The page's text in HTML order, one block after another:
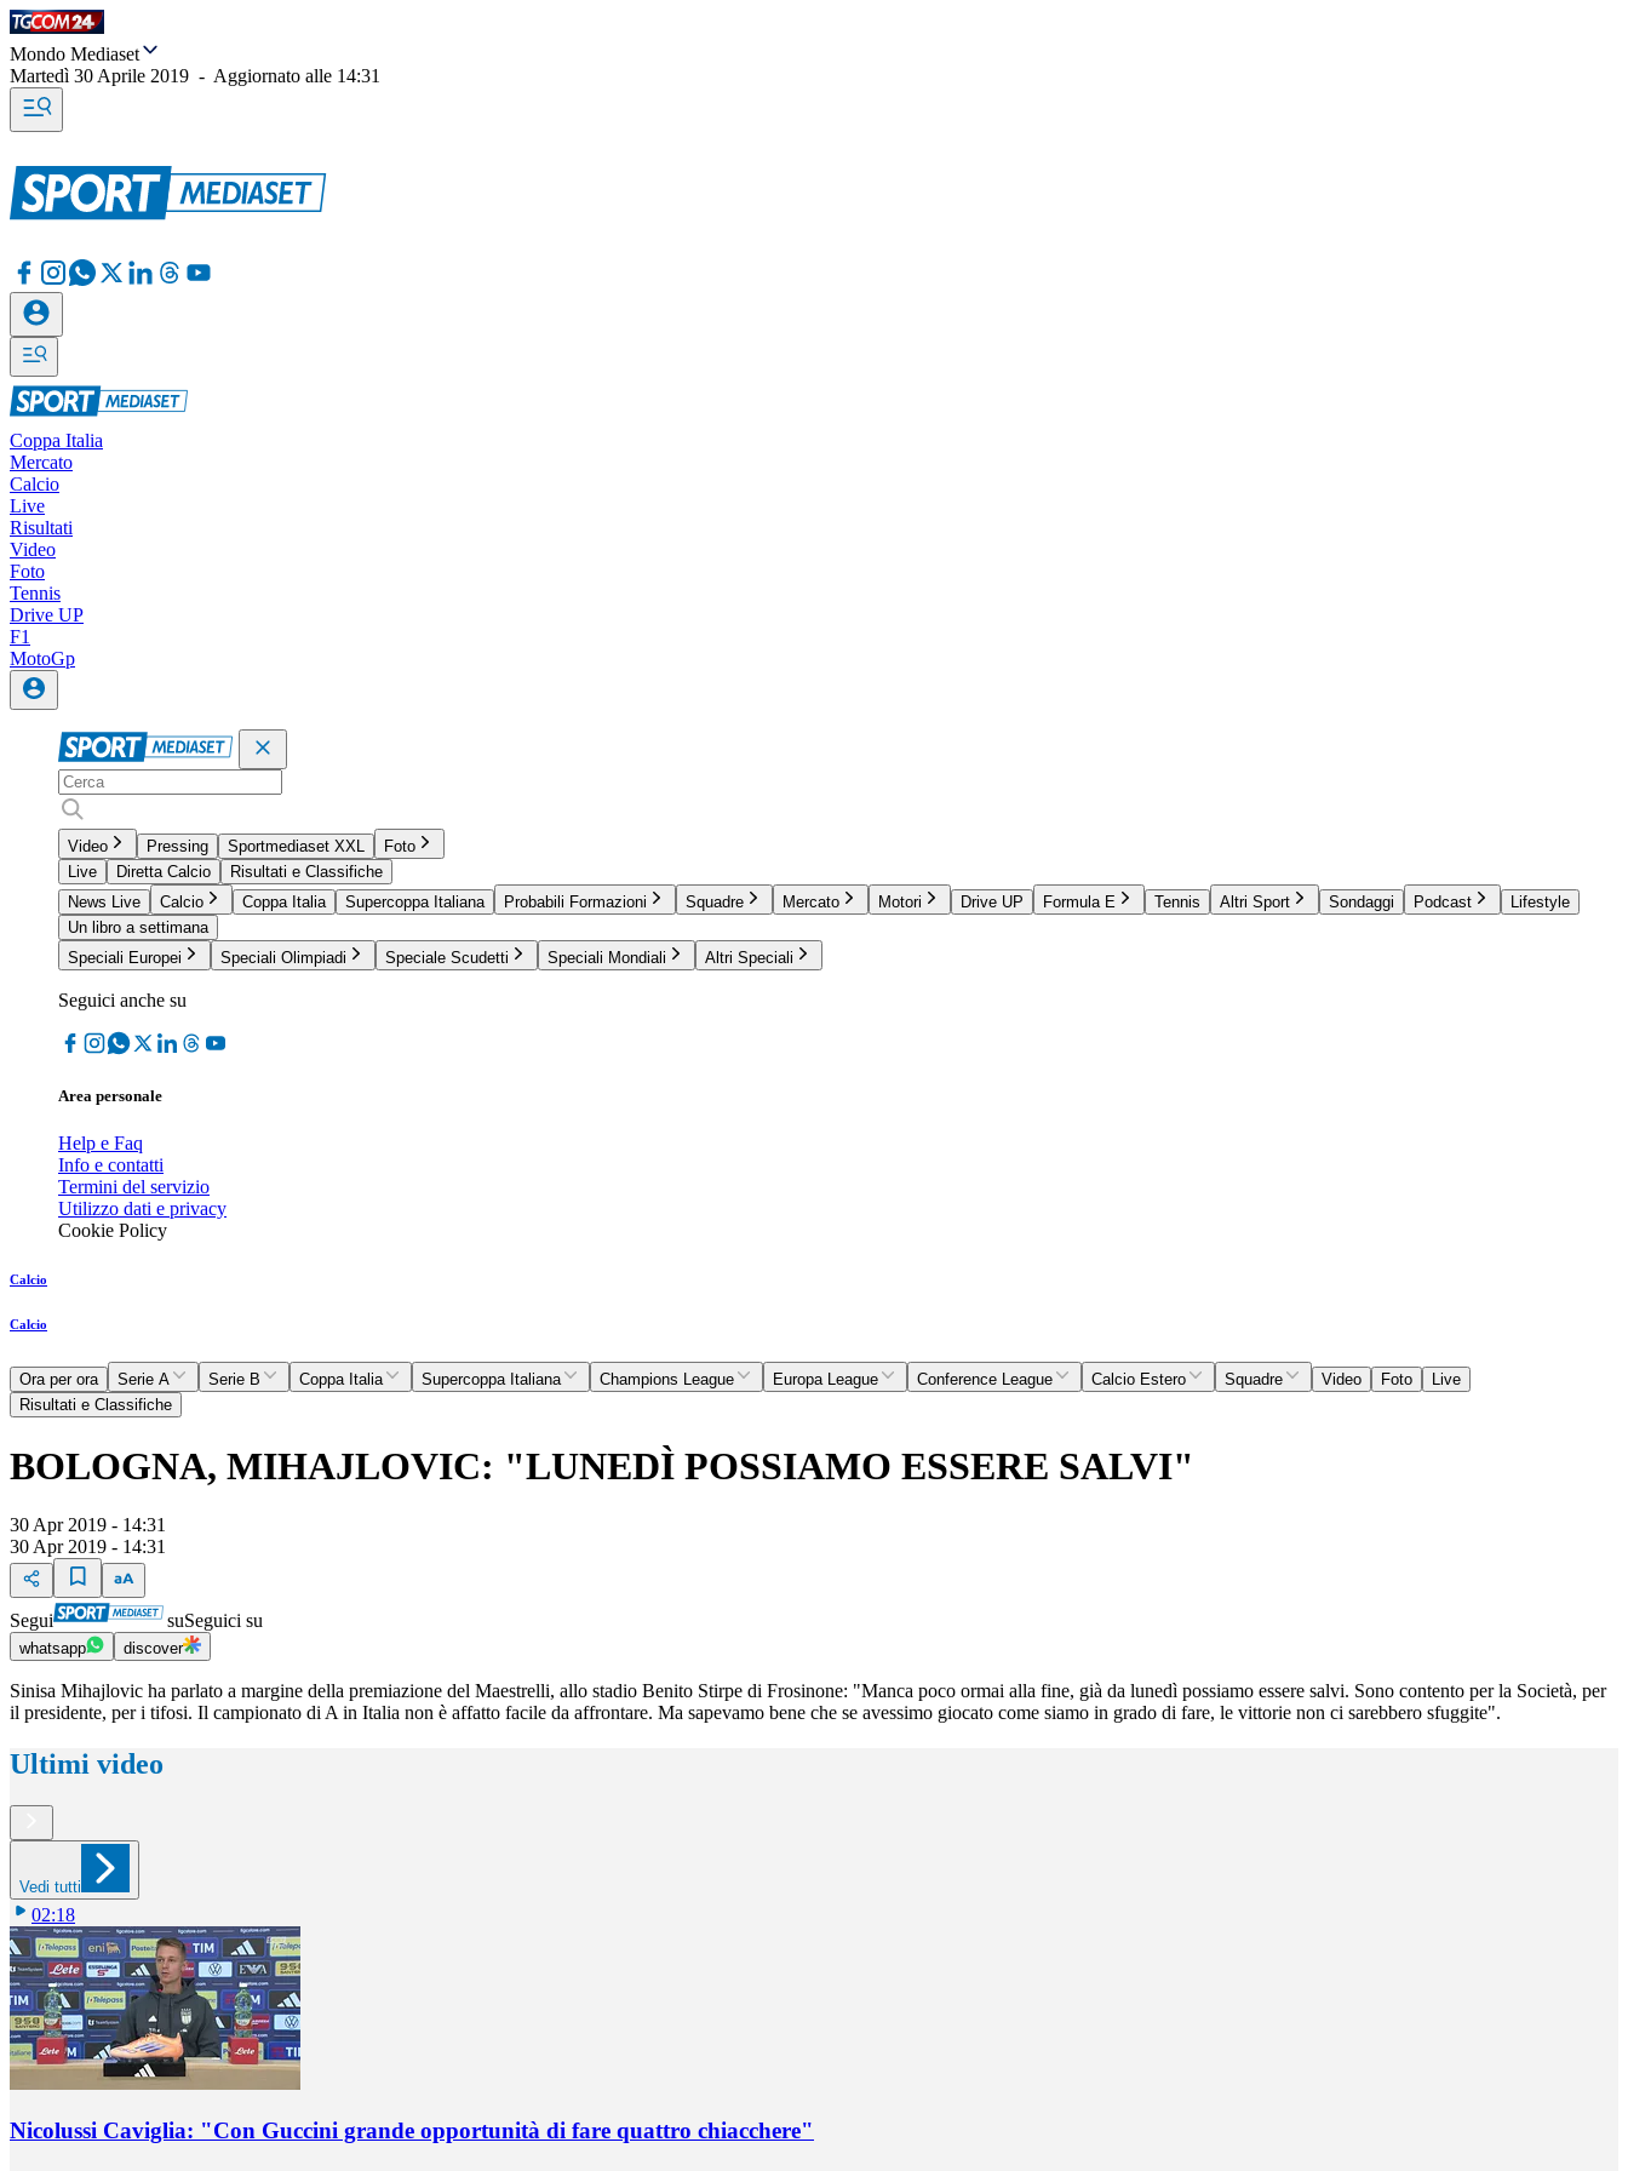
Mondo Mediaset
Martedì 30 Aprile 2019 - Aggiornato alle 14:31
Coppa Italia
Mercato
Calcio
Live
Risultati
Video
Foto
Tennis
Drive UP
F1
MotoGp
Video Pressing Sportmediaset XXL
Foto
Live
Diretta Calcio
Risultati e Classifiche
News Live
Calcio Coppa Italia Supercoppa Italiana Probabili Formazioni Squadre Mercato Motori Drive UP Formula E Tennis Altri Sport Sondaggi Podcast
Lifestyle
Un libro a settimana
Speciali Europei
Speciali Olimpiadi Speciale Scudetti Speciali Mondiali Altri Speciali
Seguici anche su
Area personale
Help e Faq
Info e contatti
Termini del servizio
Utilizzo dati e privacy
Cookie Policy
Calcio
Calcio
Ora per ora Serie A Serie B Coppa Italia Supercoppa Italiana Champions League Europa League Conference League Calcio Estero Squadre Video Foto
Live
Risultati e Classifiche
BOLOGNA, MIHAJLOVIC: "LUNEDÌ POSSIAMO ESSERE SALVI"
30 Apr 2019 - 14:31
30 Apr 2019 - 14:31
Segui suSeguici su
whatsapp discover
Sinisa Mihajlovic ha parlato a margine della premiazione del Maestrelli, allo stadio Benito Stirpe di Frosinone: "Manca poco ormai alla fine, già da lunedì possiamo essere salvi. Sono contento per la Società, per
il presidente, per i tifosi. Il campionato di A in Italia non è affatto facile da affrontare. Ma sapevamo bene che se avessimo giocato come siamo in grado di fare, le vittorie non ci sarebbero sfuggite".
Ultimi video
Vedi tutti
02:18
Nicolussi Caviglia: "Con Guccini grande opportunità di fare quattro chiacchere"